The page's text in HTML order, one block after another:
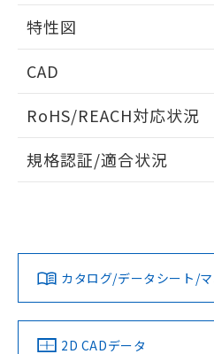
タイムチャート
相互干渉
A: 200mm以上、B: 120mm以上
周囲金属の影響
特性図
検出物体の大きさと材質による
CAD
ドすることができます。
ログイン/
ダウンロードデータをご利用い
みください。
ソフトウェアの使用条件
RoHS/REACH対応状況
EU RoHS 注意事項・凡例
対応済み
中国 RoHS 注意事項・凡例
規格認証/適合状況
LR型式承認
（イギリス
船舶規格）
DNV型式承認
（ノルウェー
カタログ/データシート/
2D CADデータ
欄に対応日を記載してお
既に当社にて対応品へ
していることから、特
す。